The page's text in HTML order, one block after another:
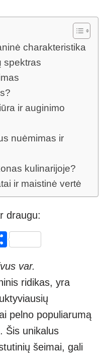
charakteristika
spektras
ir auginimo
nuėmimas ir
kulinarijoje?
ir maistinė vertė
draugu:
S
ar
e
var.
ridikas, yra
pelno populiarumą
Šis unikalus
šeimai, gali